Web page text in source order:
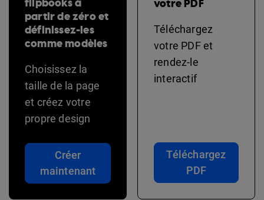
partir de zéro et
définissez-les
comme modèles
Choisissez la
taille de la page
et créez votre
propre design
Créer
maintenant
votre PDF
Téléchargez
votre PDF et
rendez-le
interactif
Téléchargez
PDF